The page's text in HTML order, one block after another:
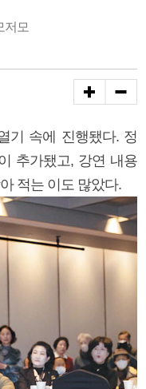
저모
기 속에 진행됐다. 정
추가됐고, 강연 내용
적는 이도 많았다.